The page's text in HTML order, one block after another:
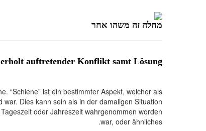
מחלה זה משהו אחר
auftretender Konflikt samt Lösung
“Schiene” ist ein bestimmter Aspekt, welcher als
Dies kann sein als in der damaligen Situation
oder Jahreszeit wahrgenommen worden
war, oder ähnliches.